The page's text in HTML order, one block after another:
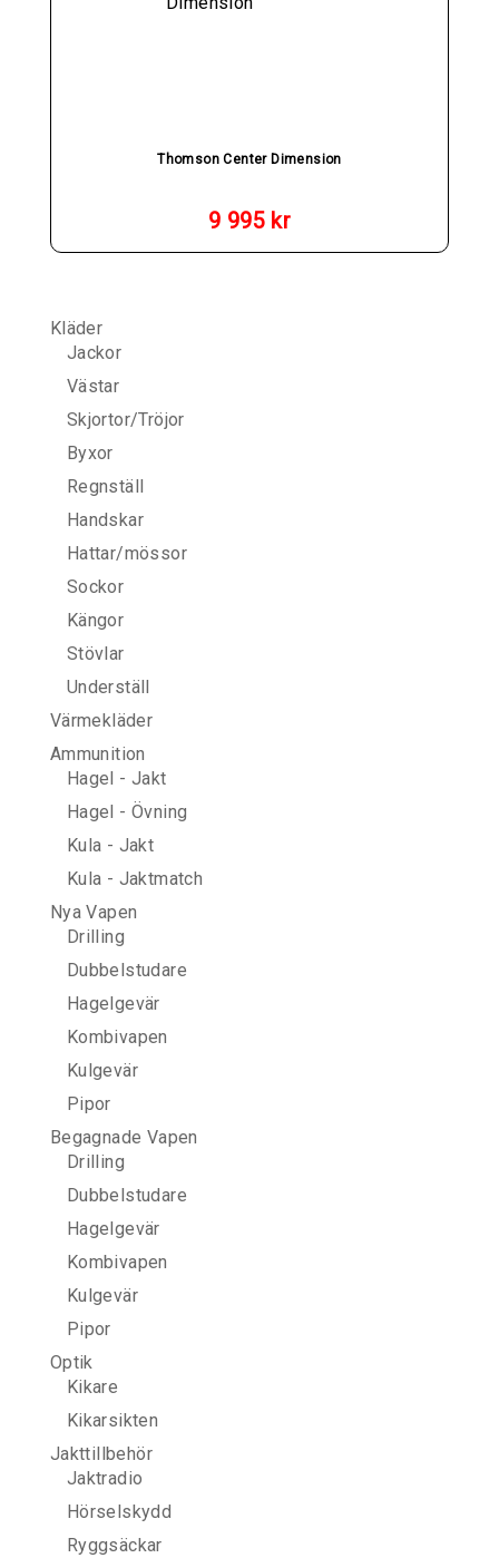
Thomson Center Dimension
9 995 kr
Kläder
Jackor
Västar
Skjortor/Tröjor
Byxor
Regnställ
Handskar
Hattar/mössor
Sockor
Kängor
Stövlar
Underställ
Värmekläder
Ammunition
Hagel - Jakt
Hagel - Övning
Kula - Jakt
Kula - Jaktmatch
Nya Vapen
Drilling
Dubbelstudare
Hagelgevär
Kombivapen
Kulgevär
Pipor
Begagnade Vapen
Drilling
Dubbelstudare
Hagelgevär
Kombivapen
Kulgevär
Pipor
Optik
Kikare
Kikarsikten
Jakttillbehör
Jaktradio
Hörselskydd
Ryggsäckar